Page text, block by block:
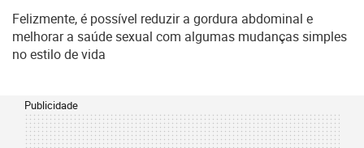
Felizmente, é possível reduzir a gordura abdominal e
melhorar a saúde sexual com algumas mudanças simples
no estilo de vida
Publicidade